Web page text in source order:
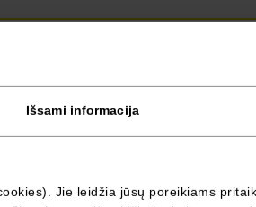
Išsami informacija
Jie leidžia jūsų poreikiams
techno